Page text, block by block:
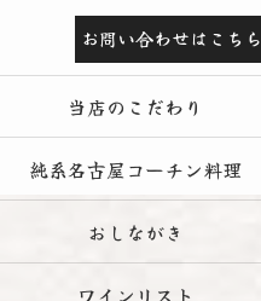
お問い合わせはこちら
当店のこだわり
純系名古屋コーチン料理
おしながき
ワインリスト